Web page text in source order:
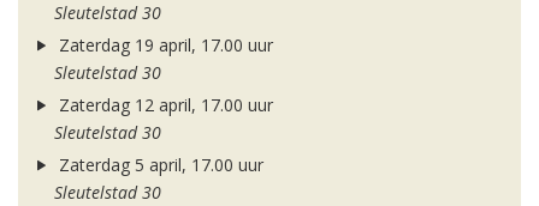
Sleutelstad 30
Zaterdag 19 april, 17.00 uur
Sleutelstad 30
Zaterdag 12 april, 17.00 uur
Sleutelstad 30
Zaterdag 5 april, 17.00 uur
Sleutelstad 30